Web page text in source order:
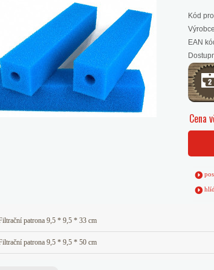
Kód
EAN
Cena
patrona 9,5 * 9,5 * 33 cm
patrona 9,5 * 9,5 * 50 cm